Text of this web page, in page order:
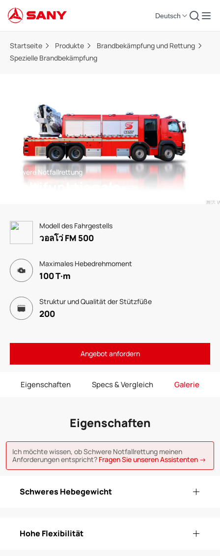
Deutsch
Startseite Produkte
Brandbekämpfung und Rettung
Spezielle Brandbekämpfung
Schwere Notfallrettung
Multifunktionale
Modell des Fahrgestells
วอลโว่ FM 500
Maximales Hebedrehmoment
100 T·m
Struktur und Qualität der Stützfüße
200
Angebot anfordern
Eigenschaften Specs & Vergleich Galerie
Eigenschaften
Ich möchte wissen, ob Schwere Notfallrettung meinen
Anforderungen entspricht? Fragen Sie unseren Assistenten →
Schweres Hebegewicht
Hohe Flexibilität